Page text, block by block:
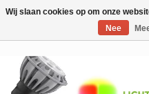
Toggle
Wij slaan cookies op om onze
Nee